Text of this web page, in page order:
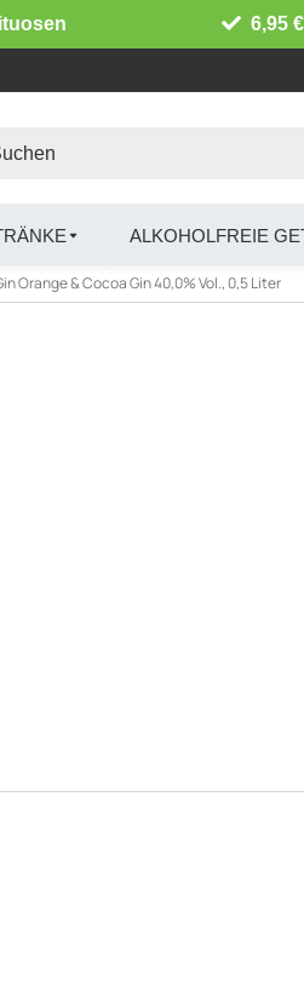
6,95
ALKOHOLFREIE
Orange & Cocoa Gin 40,0% Vol., 0,5 Liter